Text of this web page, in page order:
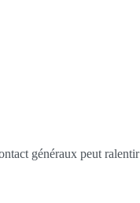
généraux peut